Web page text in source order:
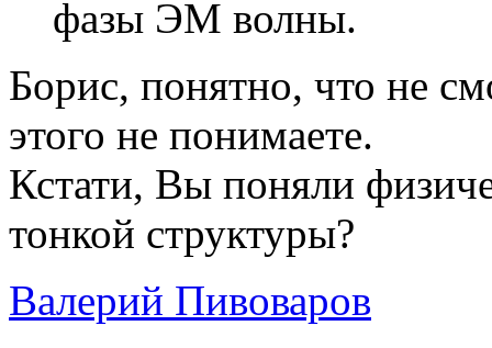
фазы ЭМ волны.
Борис, понятно, что не
этого не понимаете.
Кстати, Вы поняли
тонкой структуры?
Валерий Пивоваров